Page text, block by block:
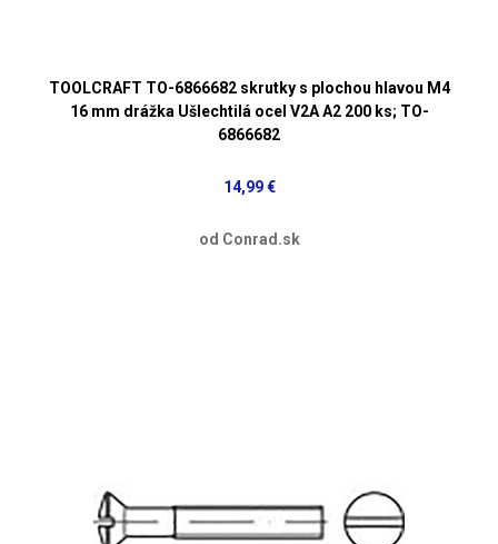
TOOLCRAFT TO-6866682 skrutky s plochou hlavou M4
16 mm drážka Ušlechtilá ocel V2A A2 200 ks; TO-
6866682
14,99 €
od Conrad.sk